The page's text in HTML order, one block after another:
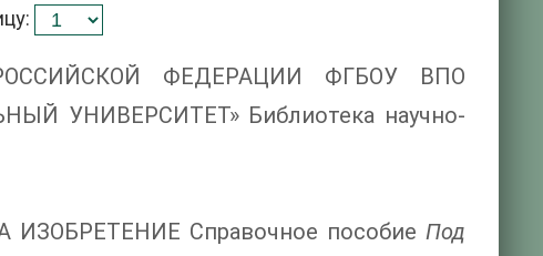
ФЕДЕРАЦИИ ФГБОУ ВПО
УНИВЕРСИТЕТ» Библиотека научно-
Справочное пособие Под